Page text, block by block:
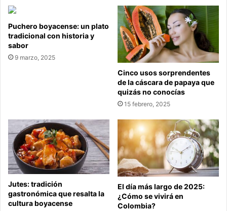
Puchero boyacense: un plato
tradicional con historia y
sabor
9 marzo, 2025
Cinco usos sorprendentes
de la cáscara de papaya que
quizás no conocías
15 febrero, 2025
Jutes: tradición
gastronómica que resalta la
cultura boyacense
El día más largo de 2025:
¿Cómo se vivirá en
Colombia?